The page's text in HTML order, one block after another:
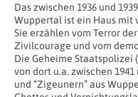
Das zwischen 1936 und
Wuppertal ist ein Haus mit
Sie erzählen vom Terror
Zivilcourage und vom
Die Geheime Staatspolizei
von dort u.a. zwischen
und “Zigeunern” aus